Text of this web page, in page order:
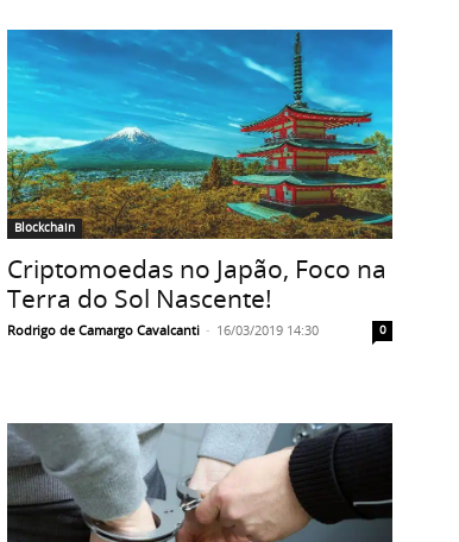
Blockchain
Criptomoedas no Japão, Foco na
Terra do Sol Nascente!
Rodrigo de Camargo Cavalcanti - 16/03/2019 14:30 0